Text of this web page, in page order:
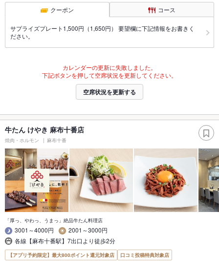
クーポン コース
サプライズプレート1,500円（1,650円） 要望欄に下記情報をお書きく
ださい。
カレンダーの更新に失敗しました。
下記ボタンを押して空席状況を更新してください。
空席状況を更新する
牛たん けやき 麻布十番店
焼肉・ホルモン 麻布十番
「厚っ、やわっ、うまっ」絶品牛たん料理店
3001～4000円
2001～3000円
各線【麻布十番駅】7出口より徒歩2分
【アプリ予約限定】最大800ポイント還元対象店 口コミ投稿特典対象店